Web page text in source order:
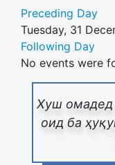
Хуш омадед
оид ба
Preceding Day
Tuesday, 31
Following Day
No events were